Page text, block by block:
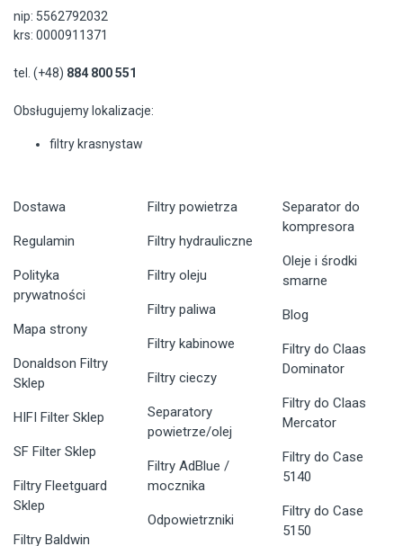
nip: 5562792032
krs: 0000911371
tel. (+48) 884 800 551
Obsługujemy lokalizacje:
filtry krasnystaw
Dostawa
Regulamin
Polityka
prywatności
Mapa strony
Donaldson Filtry
Sklep
HIFI Filter Sklep
SF Filter Sklep
Filtry Fleetguard
Sklep
Filtry Baldwin
Filtry powietrza
Filtry hydrauliczne
Filtry oleju
Filtry paliwa
Filtry kabinowe
Filtry cieczy
Separatory
powietrze/olej
Filtry AdBlue /
mocznika
Odpowietrzniki
Separator do
kompresora
Oleje i środki
smarne
Blog
Filtry do Claas
Dominator
Filtry do Claas
Mercator
Filtry do Case
5140
Filtry do Case
5150